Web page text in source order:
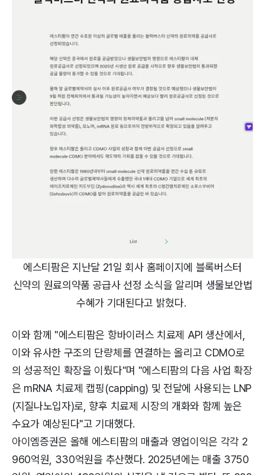
에스티팜은 지난달 21일 회사 홈페이지에 블록버스터
신약의 원료의약품 공급사 선정 소식을 알리며 생물보안법
수혜가 기대된다고 밝혔다.
이와 함께 "에스티팜은 항바이러스 치료제 API 생산에서,
이와 유사한 구조의 단량체를 연결하는 올리고 CDMO로
의 성공적인 확장을 이뤘다"며 "에스티팜의 다음 사업 확장
은 mRNA 치료제 캡핑(capping) 및 전달에 사용되는 LNP
(지질나노입자)로, 향후 치료제 시장의 개화와 함께 높은
수요가 예상된다"고 기대했다.
아이엠증권은 올해 에스티팜의 매출과 영업이익은 각각 2
960억원, 330억원을 추산했다. 2025년에는 매출 3750